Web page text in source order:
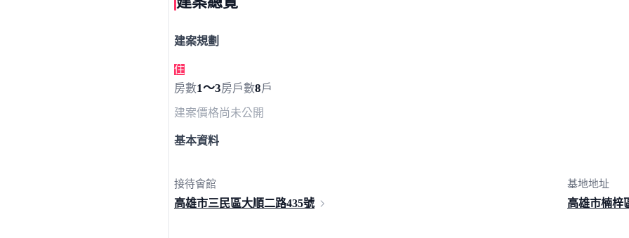
建案規劃
住
房數1～3房戶數8戶
建案價格尚未公開
基本資料
接待會館
高雄市三民區大順二路435號
基地地址
高雄市楠梓